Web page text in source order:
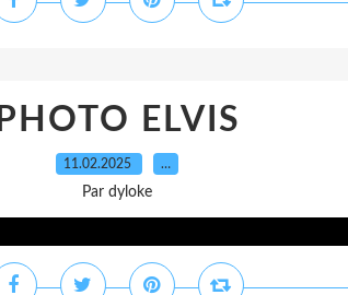
PHOTO ELVIS
11.02.2025 …
Par dyloke